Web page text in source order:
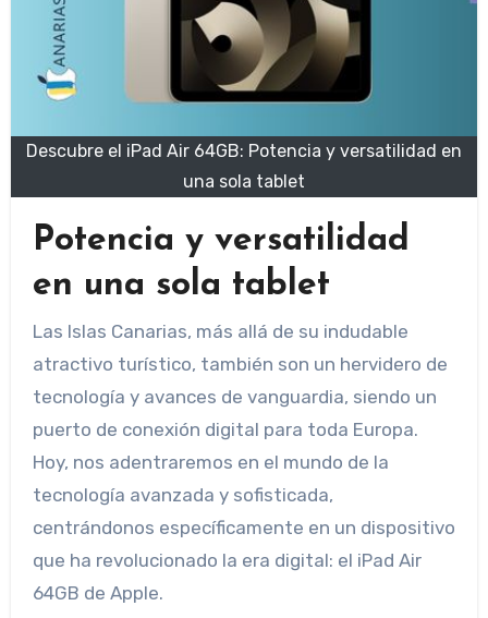
Descubre el iPad Air 64GB: Potencia y versatilidad en
una sola tablet
Potencia y versatilidad
en una sola tablet
Las Islas Canarias, más allá de su indudable
atractivo turístico, también son un hervidero de
tecnología y avances de vanguardia, siendo un
puerto de conexión digital para toda Europa.
Hoy, nos adentraremos en el mundo de la
tecnología avanzada y sofisticada,
centrándonos específicamente en un dispositivo
que ha revolucionado la era digital: el iPad Air
64GB de Apple.